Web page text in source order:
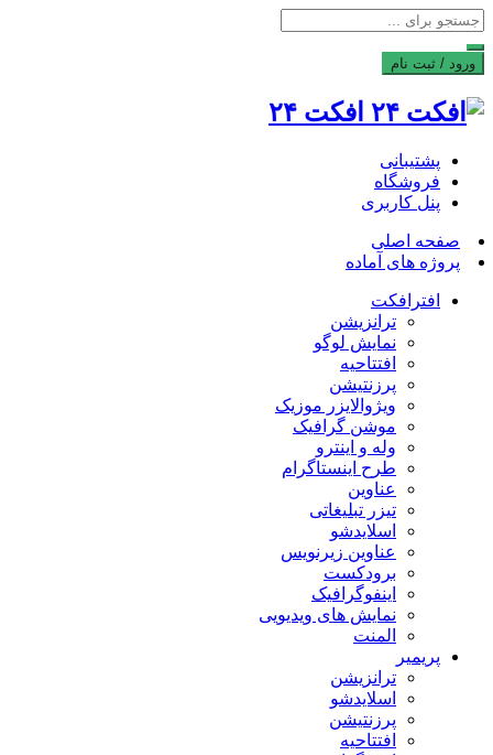
ورود / ثبت نام
افکت ۲۴
پشتیبانی
فروشگاه
پنل کاربری
صفحه اصلی
پروژه های آماده
افترافکت
ترانزیشن
نمایش لوگو
افتتاحیه
پرزنتیشن
ویژوالایزر موزیک
موشن گرافیک
وله و اینترو
طرح اینستاگرام
عناوین
تیزر تبلیغاتی
اسلایدشو
عناوین زیرنویس
برودکست
اینفوگرافیک
نمایش های ویدیویی
المنت
پریمیر
ترانزیشن
اسلایدشو
پرزنتیشن
افتتاحیه